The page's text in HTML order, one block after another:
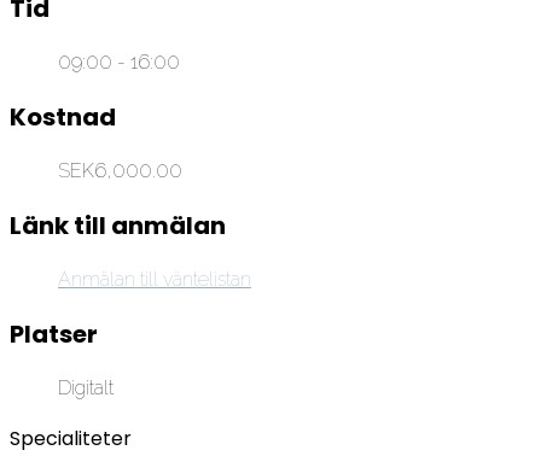
Tid
09:00 - 16:00
Kostnad
SEK6,000.00
Länk till anmälan
Anmälan till väntelistan
Platser
Digitalt
Specialiteter